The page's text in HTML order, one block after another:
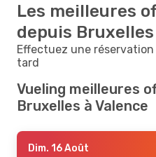
Les meilleures
depuis
Effectuez une
tard
Vueling meilleures
Bruxelles à Valence
Dim. 16 Août